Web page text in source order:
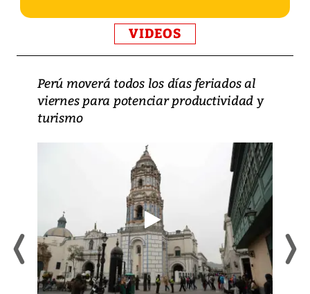
VIDEOS
Perú moverá todos los días feriados al
viernes para potenciar productividad y
turismo